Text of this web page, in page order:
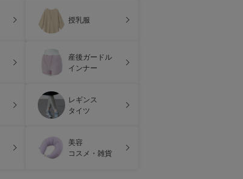
授乳服
産後ガードル
インナー
レギンス
タイツ
美容
コスメ・雑貨